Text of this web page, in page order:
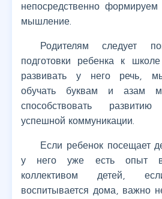
непосредственно формируем
мышление.
Родителям следует
подготовки ребенка к
развивать у него речь,
обучать буквам и азам
способствовать
успешной коммуникации.
Если ребенок посещает
у него уже есть опыт
коллективом детей,
воспитывается дома, важно